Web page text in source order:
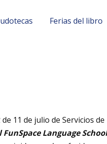
Ferias del libro
11 de julio de Servicios de
FunSpace Language